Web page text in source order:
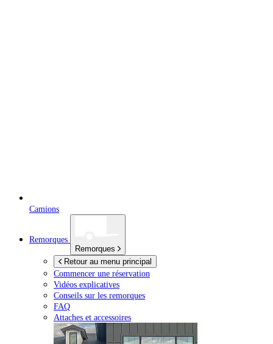
Camions
Remorques
Remorques
Retour au menu principal
Commencer une réservation
Vidéos explicatives
Conseils sur les remorques
FAQ
Attaches et accessoires